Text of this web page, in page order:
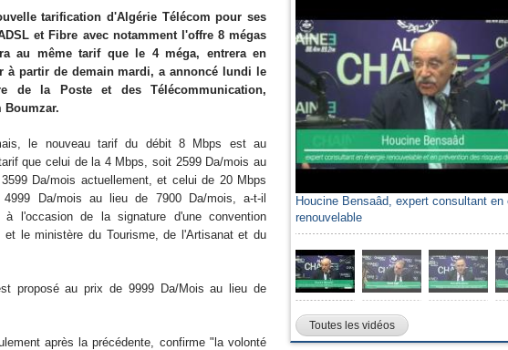
tarification d'Algérie Télécom pour ses
et Fibre avec notamment l'offre 8 mégas
au même tarif que le 4 méga, entrera en
à partir de demain mardi, a annoncé lundi le
de la Poste et des Télécommunication,
Boumzar.
le nouveau tarif du débit 8 Mbps est au
que celui de la 4 Mbps, soit 2599 Da/mois au
3599 Da/mois actuellement, et celui de 20 Mbps
Da/mois au lieu de 7900 Da/mois, a-t-il
à l'occasion de la signature d'une convention
le ministère du Tourisme, de l'Artisanat et du
proposé au prix de 9999 Da/Mois au lieu de
après la précédente, confirme "la volonté
Houcine Bensaâd, expert consultant en
renouvelable
Toutes les vidéos